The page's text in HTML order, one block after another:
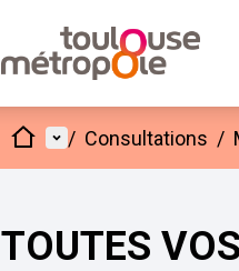
AccueilMenu principal
/ Consultations /
TOUTES VOS